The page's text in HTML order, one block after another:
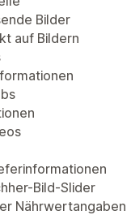
Bilder
auf Bildern
Bild-Slider
Nährwertangaben